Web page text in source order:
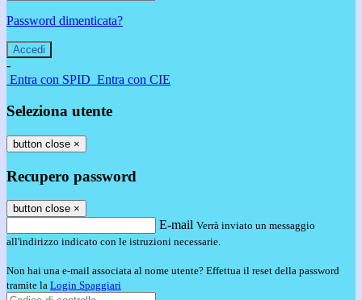
Password dimenticata?
-
Entra con SPID Entra con CIE
Seleziona utente
button close ×
Recupero password
button close ×
E-mail Verrà inviato un messaggio
all'indirizzo indicato con le istruzioni necessarie.
Non hai una e-mail associata al nome utente? Effettua il reset della password
tramite la Login Spaggiari